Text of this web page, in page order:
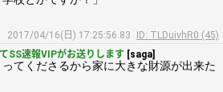
2017/04/16(日) 17:25:56.83
ID: TLDuivhR0 (45)
SS速報VIPがお送りします [saga]
てくださるから家に大きな財源が出来た